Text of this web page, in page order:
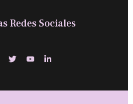
Redes Sociales